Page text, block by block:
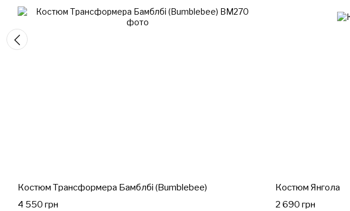
Костюм Трансформера Бамблбі (Bumblebee)
4 550 грн
Костюм Янгола
2 690 грн